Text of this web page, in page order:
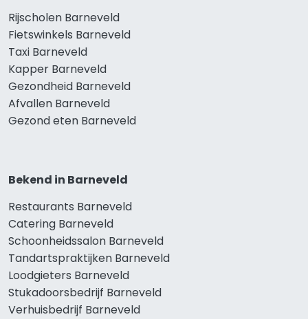
Rijscholen Barneveld
Fietswinkels Barneveld
Taxi Barneveld
Kapper Barneveld
Gezondheid Barneveld
Afvallen Barneveld
Gezond eten Barneveld
Bekend in Barneveld
Restaurants Barneveld
Catering Barneveld
Schoonheidssalon Barneveld
Tandartspraktijken Barneveld
Loodgieters Barneveld
Stukadoorsbedrijf Barneveld
Verhuisbedrijf Barneveld